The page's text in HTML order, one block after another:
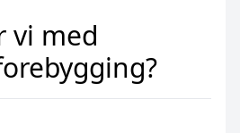
vi med